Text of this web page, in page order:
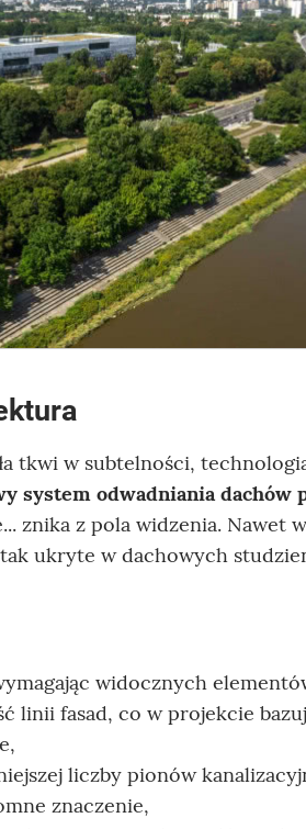
tkwi w subtelności,
system odwadniania dachów
znika z pola widzenia. Nawet
ukryte w dachowych
widocznych
linii fasad, co w projekcie
liczby pionów
znaczenie,